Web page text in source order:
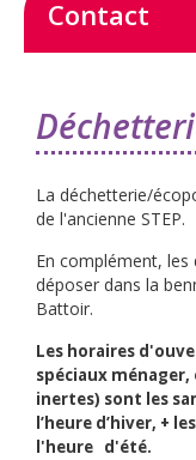
Contact
La déchetterie/
de l'ancienne STEP.
En complément,
déposer dans la
Battoir.
Les horaires
spéciaux
inertes) sont les
l’heure d’hiver, +
l'heure d'été.